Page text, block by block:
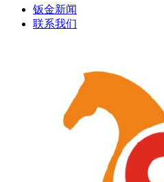
钣金新闻
联系我们